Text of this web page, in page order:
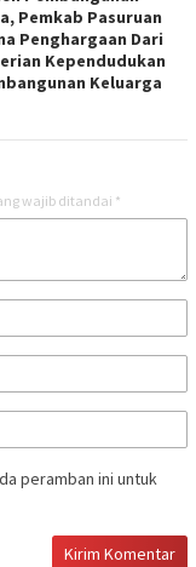
Pemkab Pasuruan
Penghargaan Dari
Kependudukan
Keluarga
wajib ditandai *
peramban ini untuk